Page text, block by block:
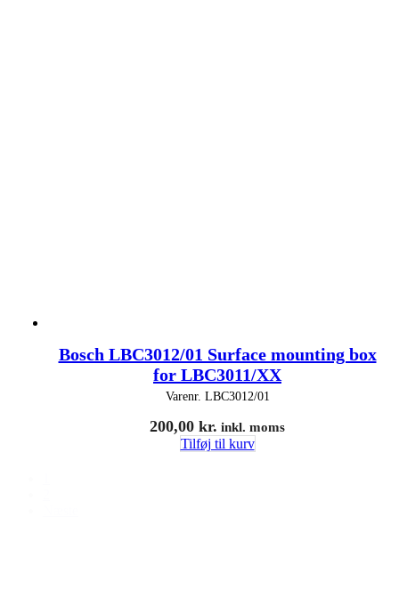
Bosch LBC3012/01 Surface mounting box
for LBC3011/XX
Varenr. LBC3012/01
200,00 kr. inkl. moms
Tilføj til kurv